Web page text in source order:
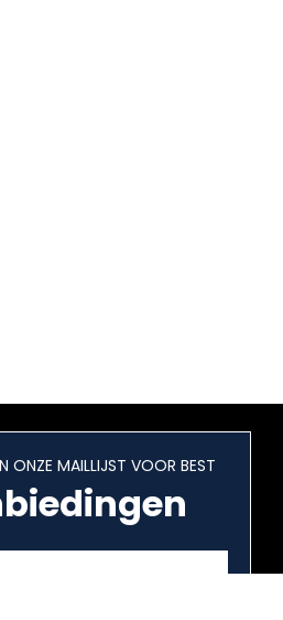
ONZE MAILLIJST VOOR BEST